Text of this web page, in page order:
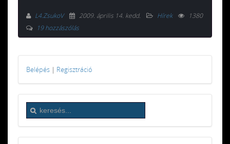
L4.ZsukoV 2009. április 14. kedd. Hírek
1380
19 hozzászólás
Belépés | Regisztráció